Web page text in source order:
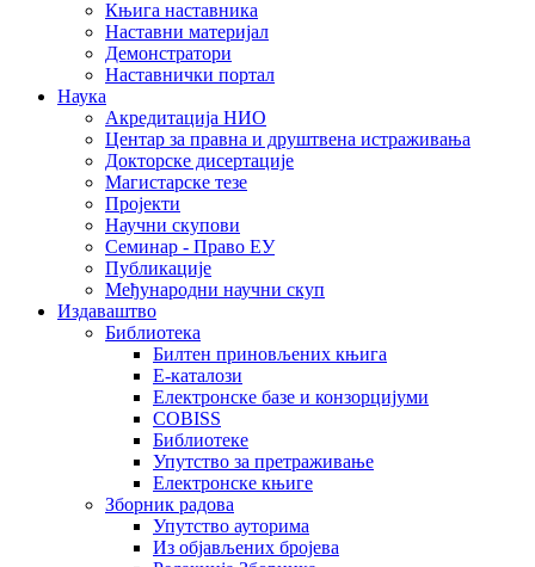
Књига наставника
Наставни материјал
Демонстратори
Наставнички портал
Наука
Акредитација НИО
Центар за правна и друштвена истраживања
Докторске дисертације
Магистарске тезе
Пројекти
Научни скупови
Семинар - Право ЕУ
Публикације
Међународни научни скуп
Издаваштво
Библиотека
Билтен приновљених књига
Е-каталози
Електронске базе и конзорцијуми
COBISS
Библиотеке
Упутство за претраживање
Електронске књиге
Зборник радова
Упутство ауторима
Из објављених бројева